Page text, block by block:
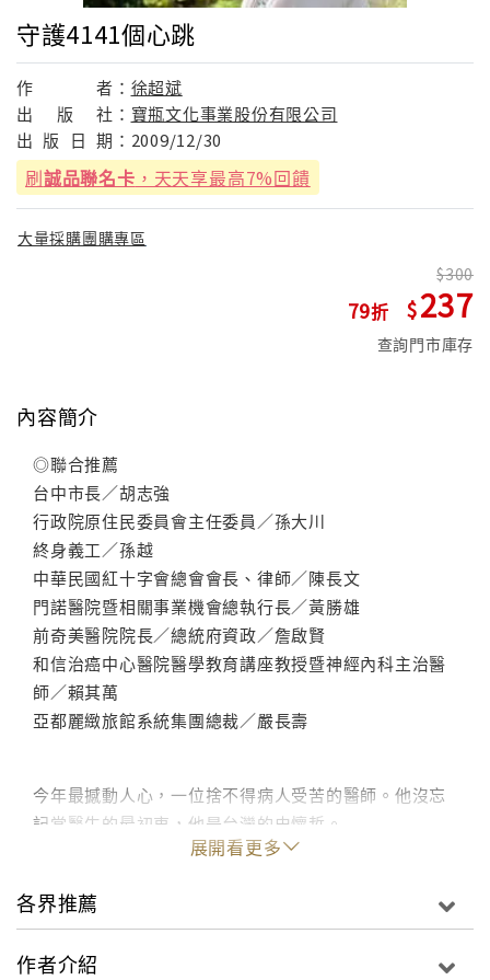
守護4141個心跳
作 者： 徐超斌
出
版 社： 寶瓶文化事業股份有限公司
出 版 日 期： 2009/12/30
刷誠品聯名卡 ，天天享最高7%回饋
大量採購團購專區
79
300
237
查詢門市庫存
內容簡介
◎聯合推薦
台中市長／胡志強
行政院原住民委員會主任委員／孫大川
終身義工／孫越
中華民國紅十字會總會會長、律師／陳長文
門諾醫院暨相關事業機會總執行長／黃勝雄
前奇美醫院院長／總統府資政／詹啟賢
和信治癌中心醫院醫學教育講座教授暨神經內科主治醫
師／賴其萬
亞都麗緻旅館系統集團總裁／嚴長壽
今年最撼動人心，一位捨不得病人受苦的醫師。他沒忘
記當醫生的最初衷，他是台灣的史懷哲。
這條山路，你在地圖上必須費心尋找，他卻放棄大醫院
他拚命工作。無分假日，一天16小時，一星期環山看診
的車程恰好環台一周，即使39歲盛年，他累到中風倒
下，心中放不下的只有他的病人。現在，他用可以自主
展開看更多
各界推薦
作者介紹